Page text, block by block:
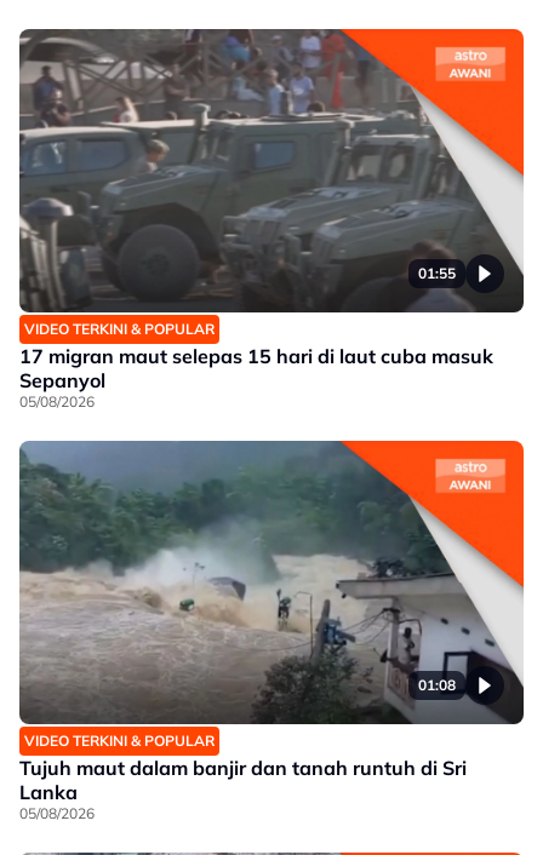
01:55
VIDEO TERKINI & POPULAR
17 migran maut selepas 15 hari di laut cuba masuk
Sepanyol
05/08/2026
01:08
VIDEO TERKINI & POPULAR
Tujuh maut dalam banjir dan tanah runtuh di Sri
Lanka
05/08/2026